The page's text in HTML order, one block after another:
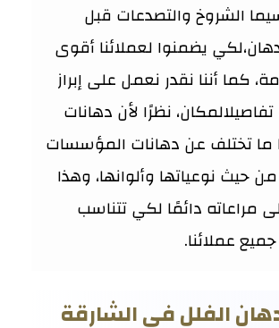
الشروخ والتصدعات قبل
يضمنوا لعملائنا أقوى
كما أننا نقدر نعمل على إبراز
نظرًا لأن دهانات
ما تختلف عن دهانات المؤسسات
حيث نوعياتها وألوانها، وهذا
مراعاته دائمًا لكي تتناسب
عملائنا.
الفلل في الشارقة